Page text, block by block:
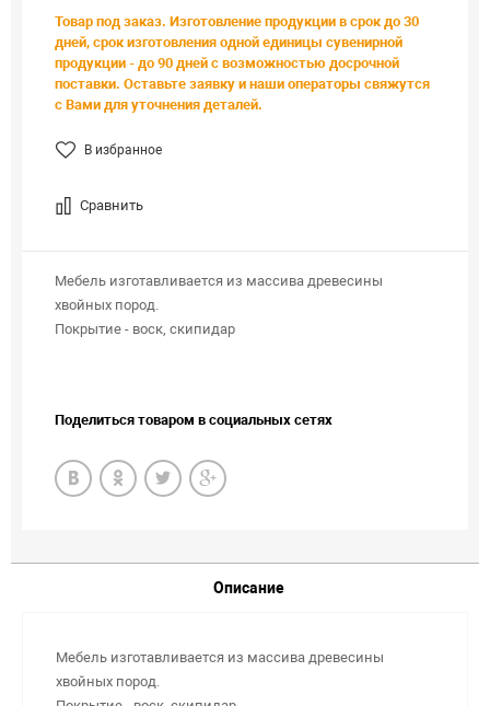
Товар под заказ. Изготовление продукции в срок до 30
дней, срок изготовления одной единицы сувенирной
продукции - до 90 дней с возможностью досрочной
поставки. Оставьте заявку и наши операторы свяжутся
с Вами для уточнения деталей.
В избранное
Сравнить
Мебель изготавливается из массива древесины
хвойных пород.
Покрытие - воск, скипидар
Поделиться товаром в социальных сетях
Описание
Мебель изготавливается из массива древесины
хвойных пород.